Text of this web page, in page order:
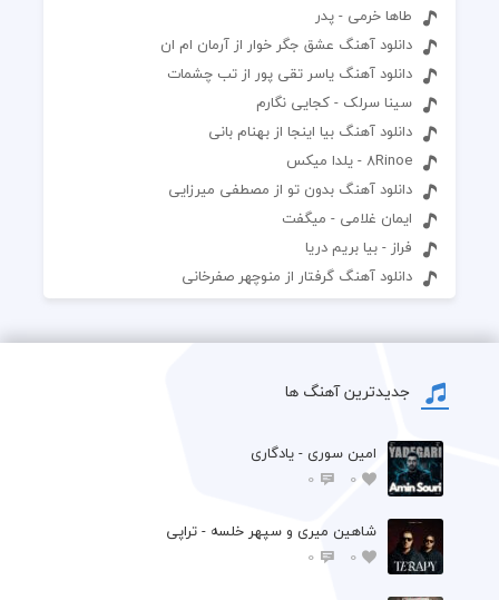
طاها خرمی - پدر
دانلود آهنگ عشق جگر خوار از آرمان ام ان
دانلود آهنگ یاسر تقی پور از تب چشمات
سینا سرلک - کجایی نگارم
دانلود آهنگ بیا اینجا از بهنام بانی
8Rinoe - یلدا میکس
دانلود آهنگ بدون تو از مصطفی میرزایی
ایمان غلامی - میگفت
فراز - بیا بریم دریا
دانلود آهنگ گرفتار از منوچهر صفرخانی
جدیدترین آهنگ ها
امین سوری - یادگاری
0
0
شاهین میری و سپهر خلسه - تراپی
0
0